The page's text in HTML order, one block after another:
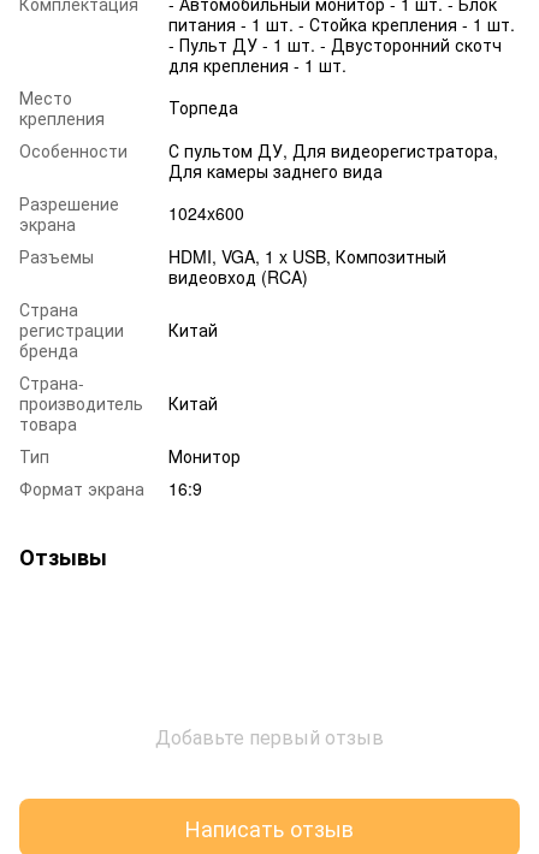
питания - 1 шт. - Стойка крепления - 1 шт.
- Пульт ДУ - 1 шт. - Двусторонний скотч
для крепления - 1 шт.
Место
крепления
Торпеда
Особенности
С пультом ДУ, Для видеорегистратора,
Для камеры заднего вида
Разрешение
экрана
1024x600
Разъемы
HDMI, VGA, 1 x USB, Композитный
видеовход (RCA)
Страна
регистрации
бренда
Китай
Страна-
производитель
товара
Китай
Тип
Монитор
Формат экрана
16:9
Отзывы
Добавьте первый отзыв
Написать отзыв